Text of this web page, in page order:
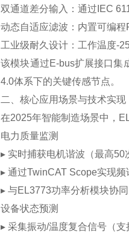
双通道差分输入‌：通过IEC
动态自适应滤波‌：内置可编程
工业级耐久设计‌：工作温度-
该模块通过E-bus扩展接口集
4.0体系下的关键传感节点。
二、核心应用场景与技术实现
在2025年智能制造场景中，
‌电力质量监测‌
▸ 实时捕获电机谐波（最高50
▸ 通过TwinCAT Scope实现
▸ 与EL3773功率分析模块协
‌设备状态预测‌
▸ 采集振动/温度复合信号（支